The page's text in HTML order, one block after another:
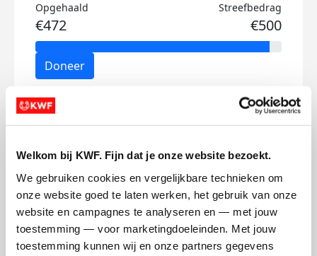
Welkom bij KWF. Fijn dat je onze website bezoekt.
We gebruiken cookies en vergelijkbare technieken om
onze website goed te laten werken, het gebruik van onze
website en campagnes te analyseren en — met jouw
toestemming — voor marketingdoeleinden. Met jouw
toestemming kunnen wij en onze partners gegevens
Opgehaald
€472
Streefbedrag
€500
Doneer